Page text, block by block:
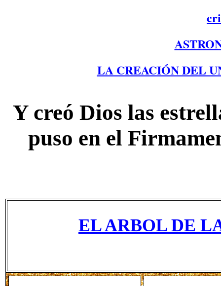
LA CREACIÓN DEL
Y creó Dios las
puso en el
EL ARBOL DE